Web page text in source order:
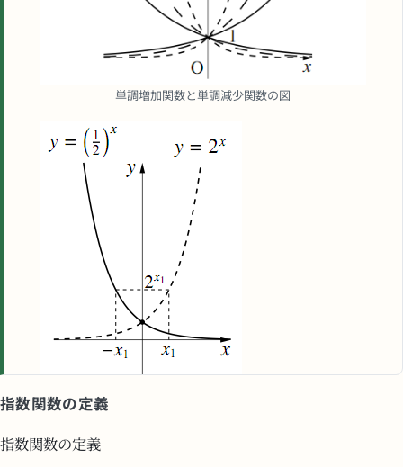
単調増加関数と単調減少関数の図
指数関数の定義
指数関数の定義